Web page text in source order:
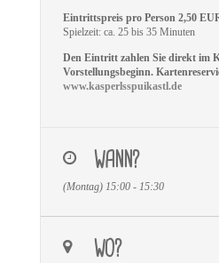
Eintrittspreis pro Person 2,50
Spielzeit: ca. 25 bis 35 Minuten
Den Eintritt zahlen Sie direkt im
Vorstellungsbeginn.
www.kasperlsspuikastl.de
WANN?
(Montag) 15:00 - 15:30
WO?